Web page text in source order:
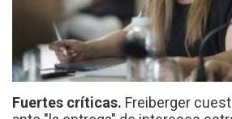
Fuertes críticas. Freiberger